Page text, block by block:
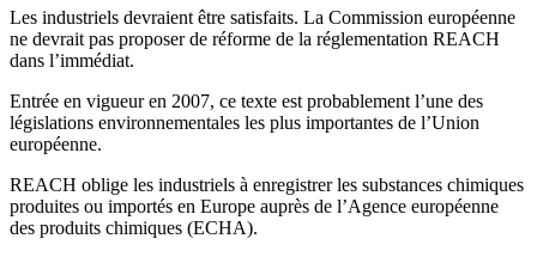
Les industriels devraient être satisfaits. La Commission européenne
ne devrait pas proposer de réforme de la réglementation REACH
dans l’immédiat.
Entrée en vigueur en 2007, ce texte est probablement l’une des
législations environnementales les plus importantes de l’Union
européenne.
REACH oblige les industriels à enregistrer les substances chimiques
produites ou importés en Europe auprès de l’Agence européenne
des produits chimiques (ECHA).